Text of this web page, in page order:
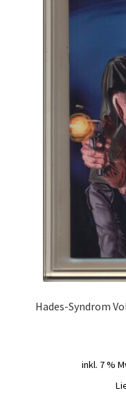
Hades-Syndrom
inkl. 7 %